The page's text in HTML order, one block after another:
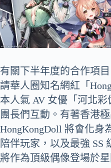
有關下半年度的合作項
請華人圈知名網紅「
本人氣 AV 女優「河北
團長們互動。有著香港
HongKongDoll 將會化身
陪伴玩家，以及最強 SS
將作為頂級偶像登場於星